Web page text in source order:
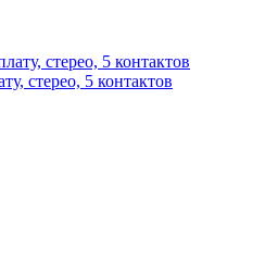
стерео, 5 контактов